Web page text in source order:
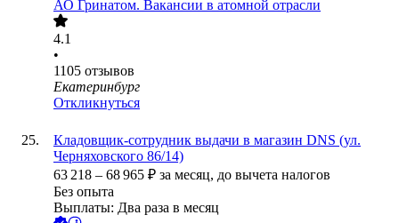
АО Гринатом. Вакансии в атомной отрасли
4.1
•
1105 отзывов
Екатеринбург
Откликнуться
Кладовщик-сотрудник выдачи в магазин DNS (ул.
Черняховского 86/14)
63 218 – 68 965 ₽ за месяц, до вычета налогов
Без опыта
Выплаты: Два раза в месяц